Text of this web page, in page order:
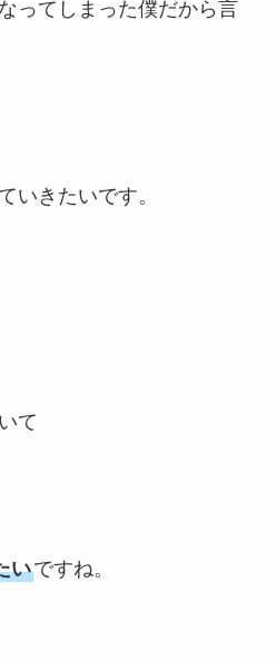
ってしまった僕だから言
いきたいです。
て
いですね。